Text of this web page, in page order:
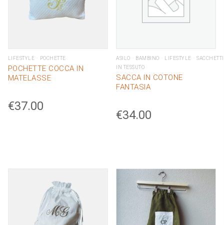
LIFESTYLE POCHETTE
POCHETTE COCCA IN
MATELASSE
€37.00
ASILO BAMBINO LIFESTYLE
SACCHETTI
IN TESSUTO
SACCA IN COTONE
FANTASIA
€34.00